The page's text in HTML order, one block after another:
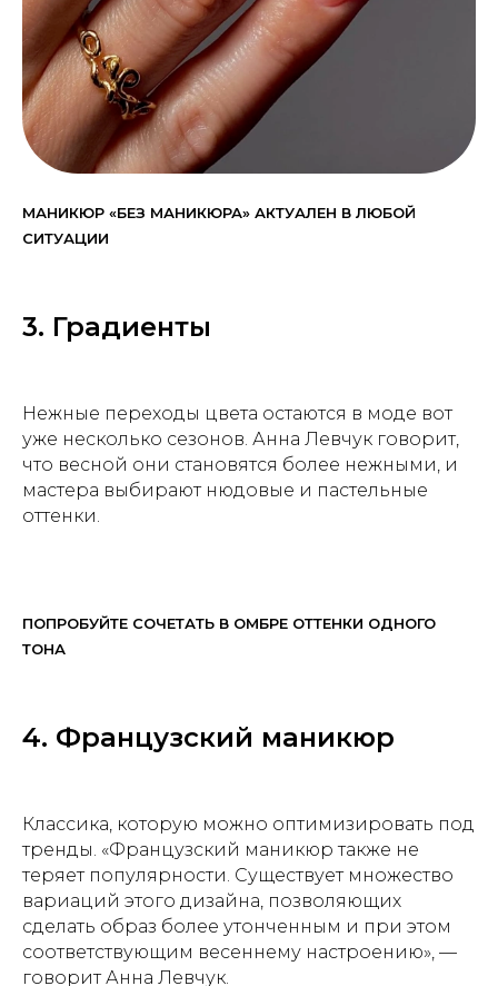
МАНИКЮР «БЕЗ МАНИКЮРА» АКТУАЛЕН В ЛЮБОЙ
СИТУАЦИИ
3. Градиенты
Нежные переходы цвета остаются в моде вот
уже несколько сезонов. Анна Левчук говорит,
что весной они становятся более нежными, и
мастера выбирают нюдовые и пастельные
оттенки.
ПОПРОБУЙТЕ СОЧЕТАТЬ В ОМБРЕ ОТТЕНКИ ОДНОГО
ТОНА
4. Французский маникюр
Классика, которую можно оптимизировать под
тренды. «Французский маникюр также не
теряет популярности. Существует множество
вариаций этого дизайна, позволяющих
сделать образ более утонченным и при этом
соответствующим весеннему настроению», —
говорит Анна Левчук.